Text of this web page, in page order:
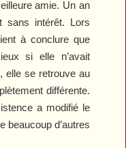
amie. Un an
sans intérêt. Lors
à conclure que
si elle n’avait
elle se retrouve au
différente.
a modifié le
beaucoup d’autres